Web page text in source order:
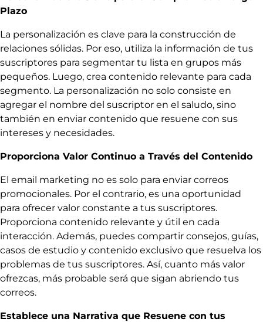
Plazo
La personalización es clave para la construcción de
relaciones sólidas. Por eso, utiliza la información de tus
suscriptores para segmentar tu lista en grupos más
pequeños. Luego, crea contenido relevante para cada
segmento. La personalización no solo consiste en
agregar el nombre del suscriptor en el saludo, sino
también en enviar contenido que resuene con sus
intereses y necesidades.
Proporciona Valor Continuo a Través del Contenido
El email marketing no es solo para enviar correos
promocionales. Por el contrario, es una oportunidad
para ofrecer valor constante a tus suscriptores.
Proporciona contenido relevante y útil en cada
interacción. Además, puedes compartir consejos, guías,
casos de estudio y contenido exclusivo que resuelva los
problemas de tus suscriptores. Así, cuanto más valor
ofrezcas, más probable será que sigan abriendo tus
correos.
Establece una Narrativa que Resuene con tus